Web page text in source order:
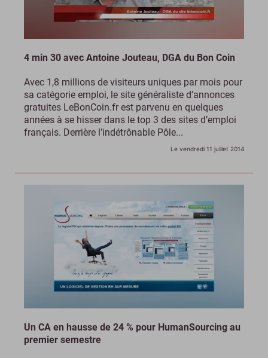
4 min 30 avec Antoine Jouteau, DGA du Bon Coin
Avec 1,8 millions de visiteurs uniques par mois pour
sa catégorie emploi, le site généraliste d’annonces
gratuites LeBonCoin.fr est parvenu en quelques
années à se hisser dans le top 3 des sites d’emploi
français. Derrière l’indétrônable Pôle...
Le vendredi 11 juillet 2014
Un CA en hausse de 24 % pour HumanSourcing au
premier semestre